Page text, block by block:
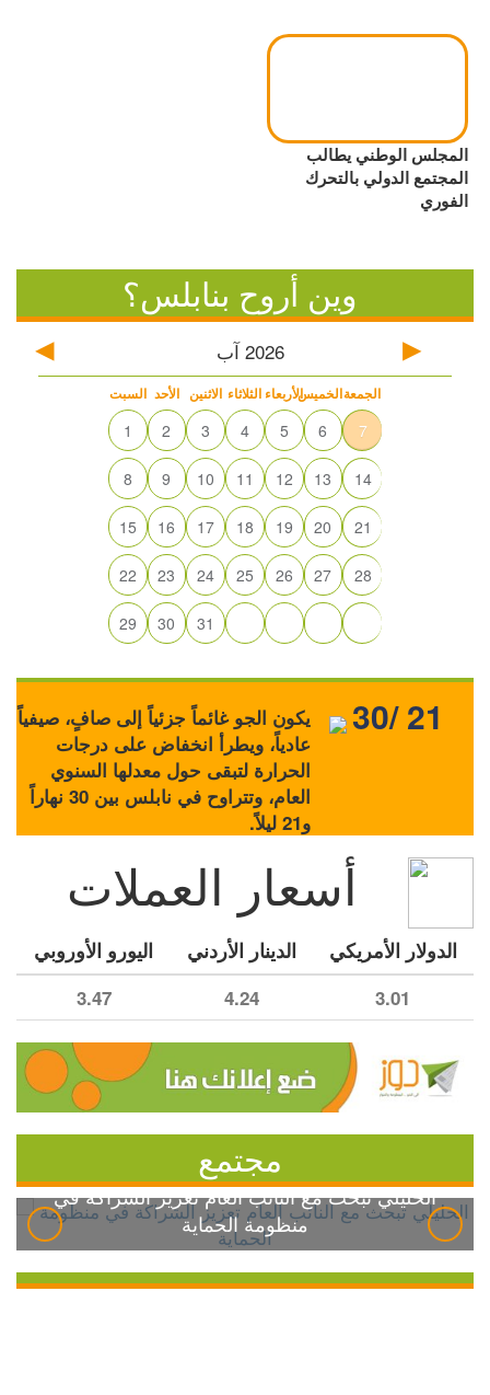
المجلس الوطني يطالب
المجتمع الدولي بالتحرك
الفوري
وين أروح بنابلس؟
2026 آب
السبت الأحد الاثنين الثلاثاء الأربعاءالخميسالجمعة
1 2 3 4 5 6 7
8 9 10 11 12 13 14
15 16 17 18 19 20 21
22 23 24 25 26 27 28
29 30 31
يكون الجو غائماً جزئياً إلى صافٍ، صيفياً
عادياً، ويطرأ انخفاض على درجات
الحرارة لتبقى حول معدلها السنوي
العام، وتتراوح في نابلس بين 30 نهاراً
و21 ليلاً.
30/ 21
أسعار العملات
الدولار الأمريكي الدينار الأردني اليورو الأوروبي
3.01
4.24
3.47
مجتمع
الخليلي تبحث مع النائب العام تعزيز الشراكة في
منظومة الحماية